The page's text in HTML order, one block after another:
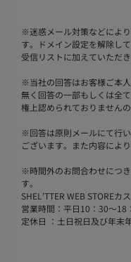
※迷惑メール対策などによ
す。ドメイン設定を解除し
受信リストに加えていただ
※当社の回答はお客様ご本
無く回答の一部もしくは全
権上認められておりませんの
※回答は原則メールにて行
ございます。また内容によ
※時間外のお問合わせにつ
す。
SHEL'TTER WEB STOREカ
営業時間：平日10：30～18
定休日 ：土日祝日及び年末